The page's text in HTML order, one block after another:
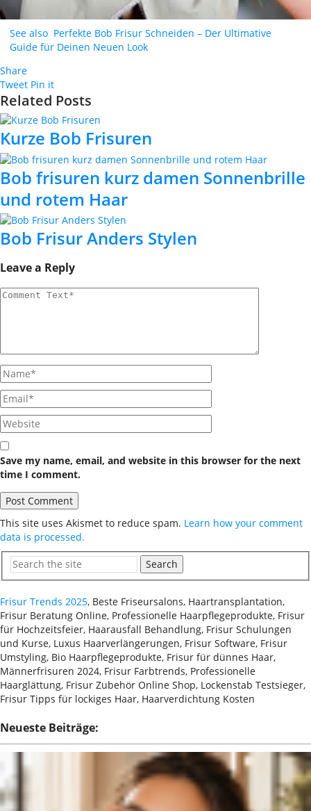
See also Perfekte Bob Frisur Schneiden – Der Ultimative
Guide für Deinen Neuen Look
Share
Tweet Pin it
Related Posts
Kurze Bob Frisuren
Bob frisuren kurz damen Sonnenbrille
und rotem Haar
Bob Frisur Anders Stylen
Leave a Reply
Save my name, email, and website in this browser for the next
time I comment.
This site uses Akismet to reduce spam. Learn how your comment
data is processed.
Search
Frisur Trends 2025, Beste Friseursalons, Haartransplantation,
Frisur Beratung Online, Professionelle Haarpflegeprodukte, Frisur
für Hochzeitsfeier, Haarausfall Behandlung, Frisur Schulungen
und Kurse, Luxus Haarverlängerungen, Frisur Software, Frisur
Umstyling, Bio Haarpflegeprodukte, Frisur für dünnes Haar,
Männerfrisuren 2024, Frisur Farbtrends, Professionelle
Haarglättung, Frisur Zubehör Online Shop, Lockenstab Testsieger,
Frisur Tipps für lockiges Haar, Haarverdichtung Kosten
Neueste Beiträge: